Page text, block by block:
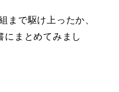
まで駆け上ったか、
にまとめてみまし